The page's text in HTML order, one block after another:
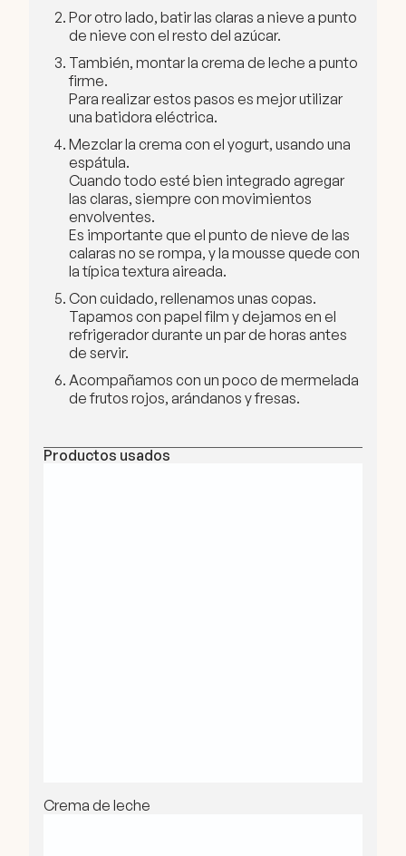
Productos usados
Crema de leche
Por otro lado, batir las claras a nieve a punto
de nieve con el resto del azúcar.
También, montar la crema de leche a punto
firme.
Para realizar estos pasos es mejor utilizar
una batidora eléctrica.
Mezclar la crema con el yogurt, usando una
espátula.
Cuando todo esté bien integrado agregar
las claras, siempre con movimientos
envolventes.
Es importante que el punto de nieve de las
calaras no se rompa, y la mousse quede con
la típica textura aireada.
Con cuidado, rellenamos unas copas.
Tapamos con papel film y dejamos en el
refrigerador durante un par de horas antes
de servir.
Acompañamos con un poco de mermelada
de frutos rojos, arándanos y fresas.